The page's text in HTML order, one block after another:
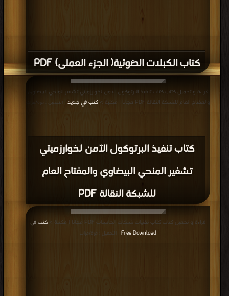
كتاب الكبلات الضوئية( الجزء العملى) PDF
كتاب تنفيذ البرتوكول الآمن لخوارزميتي
تشفير المنحي البيضاوي والمفتاح العام
للشبكة النقالة PDF
قراءة و تحميل كتاب كتاب تنفيذ البرتوكول الآمن لخوارزميتي تشفير المنحي البيضاوي
والمفتاح العام للشبكة النقالة PDF مجانا | مكتبة >
كتب في جديد | التحميل : مرة/مرات
قراءة و تحميل كتاب كتاب تقنيات شبكات الحاسبات PDF مجانا | مكتبة >
كتب في
Free Download | التحميل : مرة/مرات